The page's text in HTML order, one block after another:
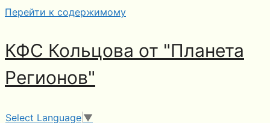
Перейти к содержимому
КФС Кольцова от "Планета
Регионов"
Select Language ▼